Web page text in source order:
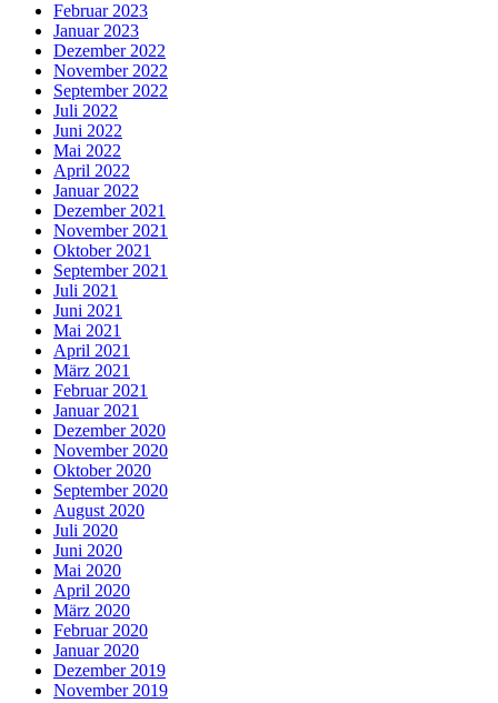
Februar 2023
Januar 2023
Dezember 2022
November 2022
September 2022
Juli 2022
Juni 2022
Mai 2022
April 2022
Januar 2022
Dezember 2021
November 2021
Oktober 2021
September 2021
Juli 2021
Juni 2021
Mai 2021
April 2021
März 2021
Februar 2021
Januar 2021
Dezember 2020
November 2020
Oktober 2020
September 2020
August 2020
Juli 2020
Juni 2020
Mai 2020
April 2020
März 2020
Februar 2020
Januar 2020
Dezember 2019
November 2019